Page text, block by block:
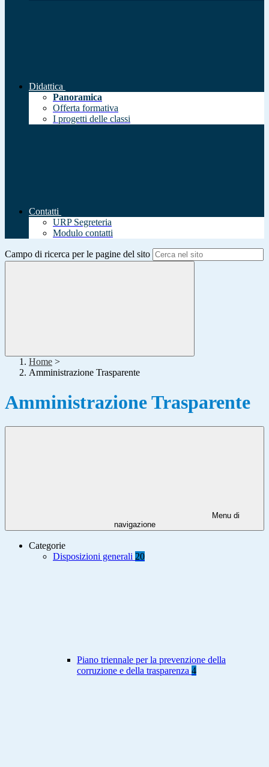
Didattica
Panoramica
Offerta formativa
I progetti delle classi
Contatti
URP Segreteria
Modulo contatti
Campo di ricerca per le pagine del sito
Home >
Amministrazione Trasparente
Amministrazione Trasparente
Menu di
navigazione
Categorie
Disposizioni generali 20
Piano triennale per la prevenzione della
corruzione e della trasparenza 4